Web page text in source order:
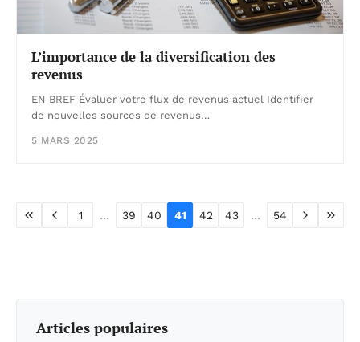
L’importance de la diversification des
revenus
EN BREF Évaluer votre flux de revenus actuel Identifier
de nouvelles sources de revenus…
5 MARS 2025
1 ... 39 40 41 42 43 ... 54
Articles populaires